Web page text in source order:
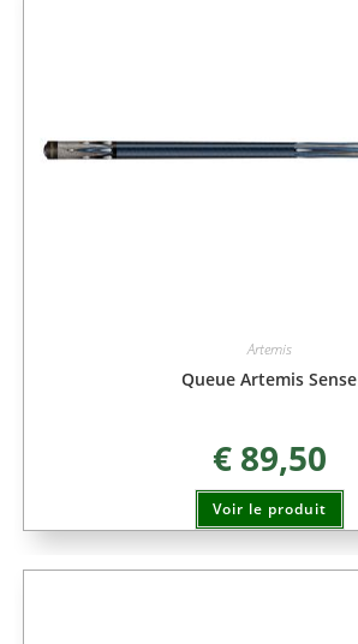
Artemis
Queue Artemis Sense
€89,50
Voir le produit